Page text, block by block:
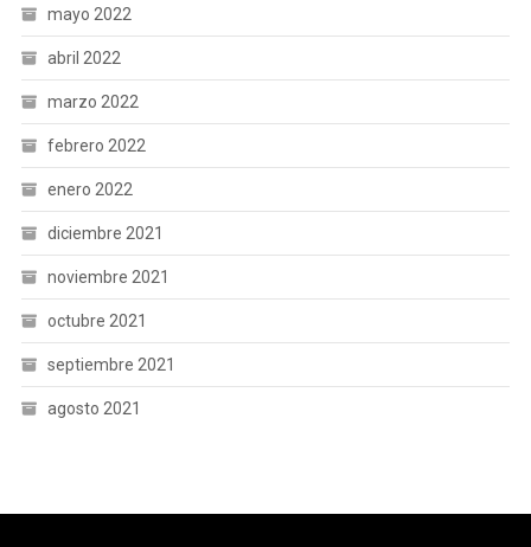
mayo 2022
abril 2022
marzo 2022
febrero 2022
enero 2022
diciembre 2021
noviembre 2021
octubre 2021
septiembre 2021
agosto 2021